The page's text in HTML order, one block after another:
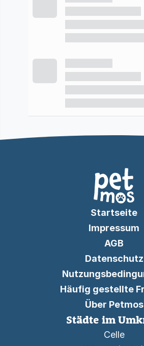
Startseite
Impressum
AGB
Datenschutz
Häufig gestellte
Über Petmos
Städte im
Celle